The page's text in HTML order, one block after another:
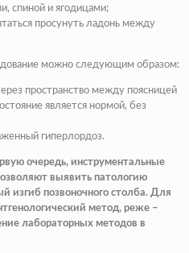
спиной и ягодицами;
просунуть ладонь между
можно следующим образом:
пространство между поясницей
является нормой, без
гиперлордоз.
очередь, инструментальные
выявить патологию
изгиб позвоночного столба. Для
метод, реже –
лабораторных методов в